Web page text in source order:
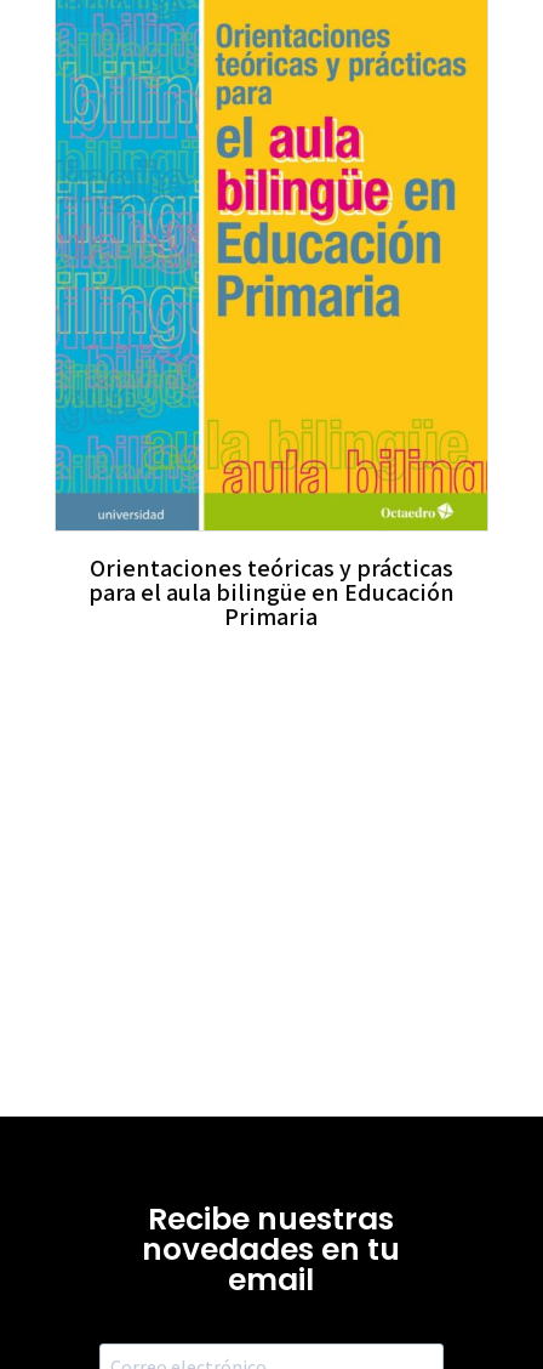
Orientaciones teóricas y prácticas
para el aula bilingüe en Educación
Primaria
Recibe nuestras
novedades en tu
email